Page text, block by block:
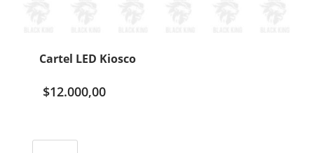
Cartel LED Kiosco
$12.000,00